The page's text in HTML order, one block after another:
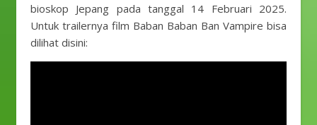
bioskop Jepang pada tanggal 14 Februari 2025.
Untuk trailernya film Baban Baban Ban Vampire bisa
dilihat disini: